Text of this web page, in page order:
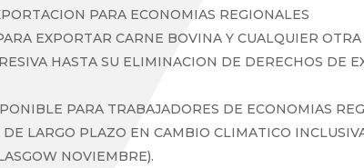
PARA ECONOMIAS REGIONALES
EXPORTAR CARNE BOVINA Y CUALQUIER
HASTA SU ELIMINACION DE DERECHOS DE
PARA TRABAJADORES DE ECONOMIAS
LARGO PLAZO EN CAMBIO CLIMATICO
NOVIEMBRE).